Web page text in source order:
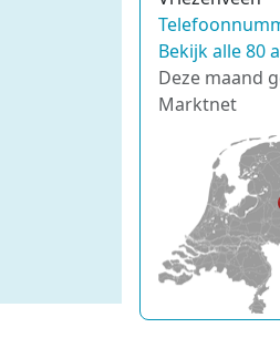
Bekijk alle 80
Deze maand
Marktnet